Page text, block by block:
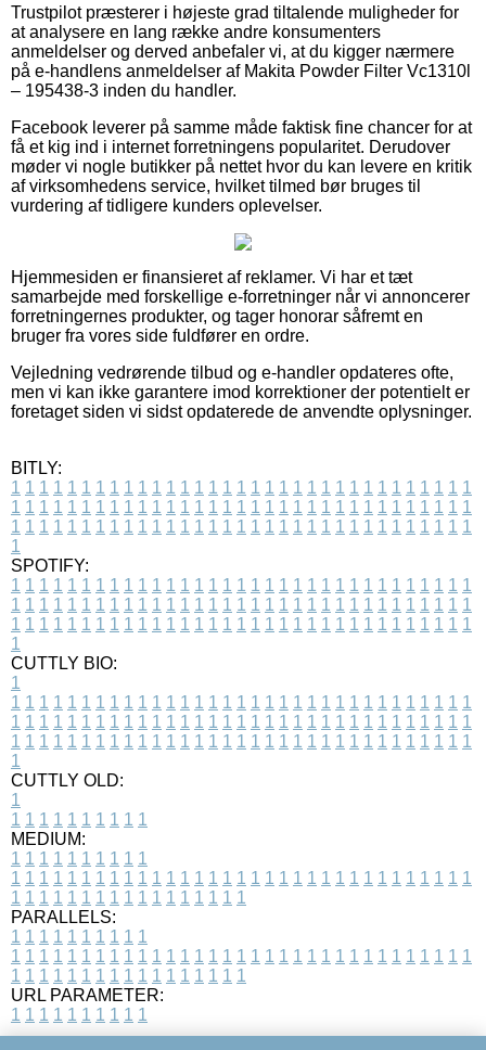
Trustpilot præsterer i højeste grad tiltalende muligheder for
at analysere en lang række andre konsumenters
anmeldelser og derved anbefaler vi, at du kigger nærmere
på e-handlens anmeldelser af Makita Powder Filter Vc1310l
– 195438-3 inden du handler.
Facebook leverer på samme måde faktisk fine chancer for at
få et kig ind i internet forretningens popularitet. Derudover
møder vi nogle butikker på nettet hvor du kan levere en kritik
af virksomhedens service, hvilket tilmed bør bruges til
vurdering af tidligere kunders oplevelser.
Hjemmesiden er finansieret af reklamer. Vi har et tæt
samarbejde med forskellige e-forretninger når vi annoncerer
forretningernes produkter, og tager honorar såfremt en
bruger fra vores side fuldfører en ordre.
Vejledning vedrørende tilbud og e-handler opdateres ofte,
men vi kan ikke garantere imod korrektioner der potentielt er
foretaget siden vi sidst opdaterede de anvendte oplysninger.
BITLY:
1 1 1 1 1 1 1 1 1 1 1 1 1 1 1 1 1 1 1 1 1 1 1 1 1 1 1 1 1 1 1 1 1
1 1 1 1 1 1 1 1 1 1 1 1 1 1 1 1 1 1 1 1 1 1 1 1 1 1 1 1 1 1 1 1 1
1 1 1 1 1 1 1 1 1 1 1 1 1 1 1 1 1 1 1 1 1 1 1 1 1 1 1 1 1 1 1 1 1
1
SPOTIFY:
1 1 1 1 1 1 1 1 1 1 1 1 1 1 1 1 1 1 1 1 1 1 1 1 1 1 1 1 1 1 1 1 1
1 1 1 1 1 1 1 1 1 1 1 1 1 1 1 1 1 1 1 1 1 1 1 1 1 1 1 1 1 1 1 1 1
1 1 1 1 1 1 1 1 1 1 1 1 1 1 1 1 1 1 1 1 1 1 1 1 1 1 1 1 1 1 1 1 1
1
CUTTLY BIO:
1
1 1 1 1 1 1 1 1 1 1 1 1 1 1 1 1 1 1 1 1 1 1 1 1 1 1 1 1 1 1 1 1 1
1 1 1 1 1 1 1 1 1 1 1 1 1 1 1 1 1 1 1 1 1 1 1 1 1 1 1 1 1 1 1 1 1
1 1 1 1 1 1 1 1 1 1 1 1 1 1 1 1 1 1 1 1 1 1 1 1 1 1 1 1 1 1 1 1 1
1
CUTTLY OLD:
1
1 1 1 1 1 1 1 1 1 1
MEDIUM:
1 1 1 1 1 1 1 1 1 1
1 1 1 1 1 1 1 1 1 1 1 1 1 1 1 1 1 1 1 1 1 1 1 1 1 1 1 1 1 1 1 1 1
1 1 1 1 1 1 1 1 1 1 1 1 1 1 1 1 1
PARALLELS:
1 1 1 1 1 1 1 1 1 1
1 1 1 1 1 1 1 1 1 1 1 1 1 1 1 1 1 1 1 1 1 1 1 1 1 1 1 1 1 1 1 1 1
1 1 1 1 1 1 1 1 1 1 1 1 1 1 1 1 1
URL PARAMETER:
1 1 1 1 1 1 1 1 1 1